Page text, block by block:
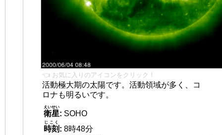
👈 お気に入りのアイコンをクリック！
活動極大期の太陽です。活動領域が多く、コ
ロナも明るいです。
衛星
えいせい
: SOHO
時刻
じこく
: 8時48分